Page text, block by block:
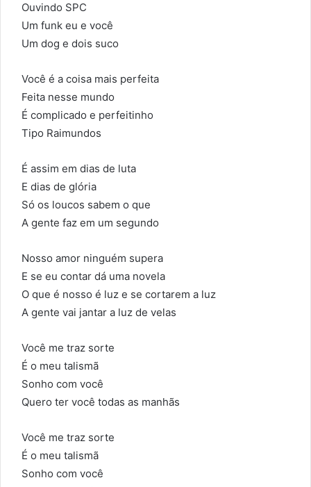
Ouvindo SPC
Um funk eu e você
Um dog e dois suco
Você é a coisa mais perfeita
Feita nesse mundo
É complicado e perfeitinho
Tipo Raimundos
É assim em dias de luta
E dias de glória
Só os loucos sabem o que
A gente faz em um segundo
Nosso amor ninguém supera
E se eu contar dá uma novela
O que é nosso é luz e se cortarem a luz
A gente vai jantar a luz de velas
Você me traz sorte
É o meu talismã
Sonho com você
Quero ter você todas as manhãs
Você me traz sorte
É o meu talismã
Sonho com você